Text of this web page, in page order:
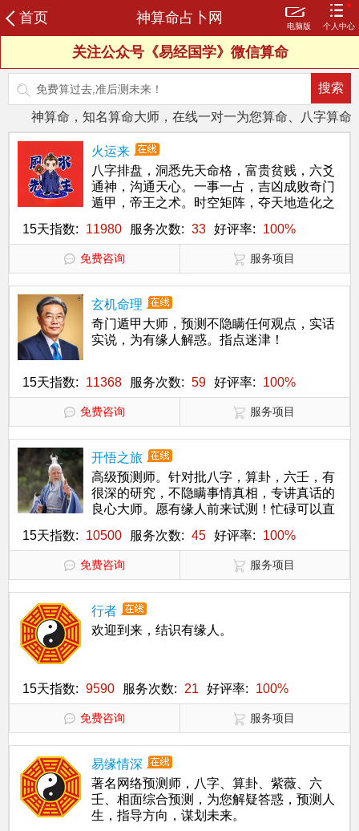
首页 神算命占卜网
个人中心
电脑版
登录
我的订单 购买卦币
试测记录
我的评价
我的信箱 个人信息 修改密码
关注公众号《易经国学》微信算命
神算命，知名算命大师，在线一对一为您算命、八字算命、
火运来
八字排盘，洞悉先天命格，富贵贫贱，六爻
通神，沟通天心。一事一占，吉凶成败奇门
遁甲，帝王之术。时空矩阵，夺天地造化之
15天指数: 11980 服务次数: 33 好评率: 100%
免费咨询 服务项目
玄机命理
奇门遁甲大师，预测不隐瞒任何观点，实话
实说，为有缘人解惑。指点迷津！
15天指数: 11368 服务次数: 59 好评率: 100%
免费咨询 服务项目
开悟之旅
高级预测师。针对批八字，算卦，六壬，有
很深的研究，不隐瞒事情真相，专讲真话的
良心大师。愿有缘人前来试测！忙碌可以直
15天指数: 10500 服务次数: 45 好评率: 100%
免费咨询 服务项目
行者
欢迎到来，结识有缘人。
15天指数: 9590 服务次数: 21 好评率: 100%
免费咨询 服务项目
易缘情深
著名网络预测师，八字、算卦、紫薇、六
壬、相面综合预测，为您解疑答惑，预测人
生，指导方向，谋划未来。